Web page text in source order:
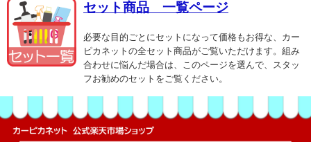
セット商品 一覧ページ
必要な目的ごとにセットになって価格もお得な、カー
ピカネットの全セット商品がご覧いただけます。組み
合わせに悩んだ場合は、このページを選んで、スタッ
フお勧めのセットをご覧ください。